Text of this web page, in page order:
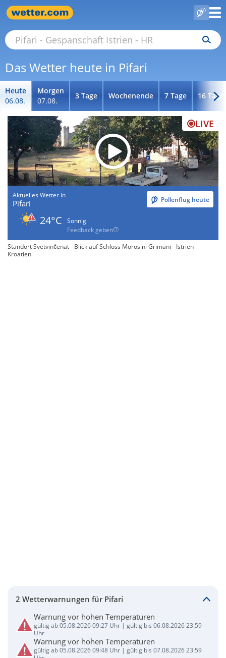
Das Wetter heute in Pifari
Heute
06.08.
Morgen
07.08.
3 Tage Wochenende 7 Tage 16 Tage
LIVE
Aktuelles Wetter in
Pifari Pollenflug heute
24°C
Sonnig
Feedback geben
Standort Svetvinčenat - Blick auf Schloss Morosini Grimani - Istrien -
Kroatien
2 Wetterwarnungen für Pifari
Warnung vor hohen Temperaturen
gültig ab 05.08.2026 09:27 Uhr | gültig bis 06.08.2026 23:59
Uhr
Warnung vor hohen Temperaturen
gültig ab 05.08.2026 09:48 Uhr | gültig bis 07.08.2026 23:59